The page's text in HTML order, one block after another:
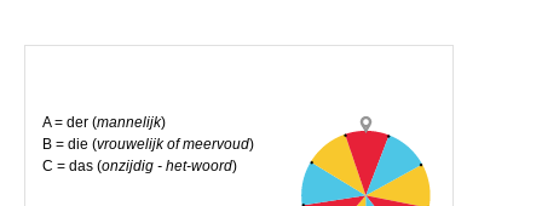
A = der (mannelijk)
B = die (vrouwelijk of meervoud)
C = das (onzijdig - het-woord)